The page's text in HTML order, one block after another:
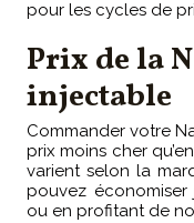
pour les cycles de
Prix de la
injectable
Commander votre
prix moins cher
varient selon la
pouvez économiser
ou en profitant de